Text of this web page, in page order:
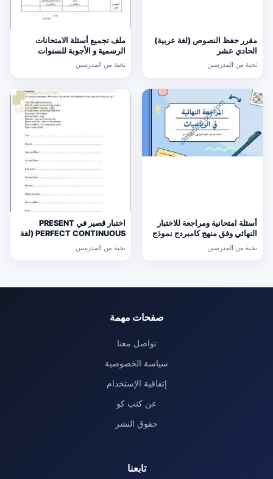
مقرر حفظ النصوص (لغة عربية)
الحادي عشر
نخبة من المدرسين
ملف تجميع أسئلة الامتحانات
الرسمية و الأجوبة للسنوات
السابقة الدور الأول (الامتحانات)
التاسع
نخبة من المدرسين
أسئلة امتحانية ومراجعة للاختبار
النهائي وفق منهج كامبردج نموذج
ثالث (رياضيات) التاسع
نخبة من المدرسين
اختبار قصير في PRESENT
PERFECT CONTINUOUS (لغة
انجليزية) حلقة ثانية
نخبة من المدرسين
صفحات مهمة
تواصل معنا
سياسة الخصوصية
إتفاقية الإستخدام
عن كتب كو
حقوق النشر
تابعنا